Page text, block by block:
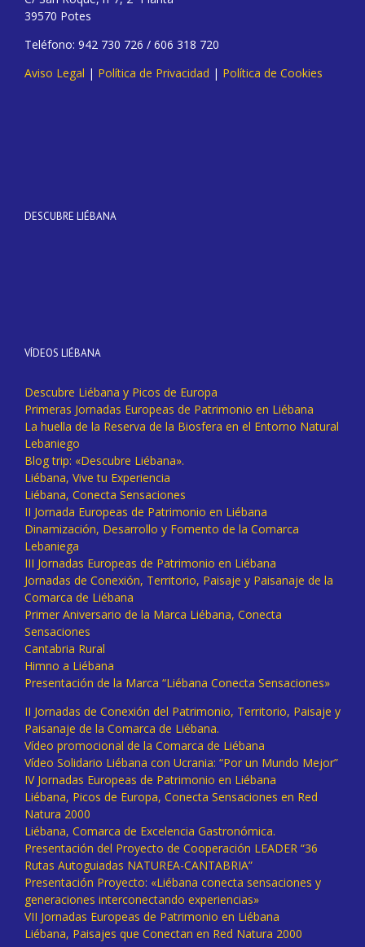
39570 Potes
Teléfono: 942 730 726 / 606 318 720
Aviso Legal | Política de Privacidad | Política de Cookies
DESCUBRE LIÉBANA
VÍDEOS LIÉBANA
Descubre Liébana y Picos de Europa
Primeras Jornadas Europeas de Patrimonio en Liébana
La huella de la Reserva de la Biosfera en el Entorno Natural
Lebaniego
Blog trip: «Descubre Liébana».
Liébana, Vive tu Experiencia
Liébana, Conecta Sensaciones
II Jornada Europeas de Patrimonio en Liébana
Dinamización, Desarrollo y Fomento de la Comarca
Lebaniega
III Jornadas Europeas de Patrimonio en Liébana
Jornadas de Conexión, Territorio, Paisaje y Paisanaje de la
Comarca de Liébana
Primer Aniversario de la Marca Liébana, Conecta
Sensaciones
Cantabria Rural
Himno a Liébana
Presentación de la Marca “Liébana Conecta Sensaciones»
II Jornadas de Conexión del Patrimonio, Territorio, Paisaje y
Paisanaje de la Comarca de Liébana.
Vídeo promocional de la Comarca de Liébana
Vídeo Solidario Liébana con Ucrania: “Por un Mundo Mejor”
IV Jornadas Europeas de Patrimonio en Liébana
Liébana, Picos de Europa, Conecta Sensaciones en Red
Natura 2000
Liébana, Comarca de Excelencia Gastronómica.
Presentación del Proyecto de Cooperación LEADER “36
Rutas Autoguiadas NATUREA-CANTABRIA”
Presentación Proyecto: «Liébana conecta sensaciones y
generaciones interconectando experiencias»
VII Jornadas Europeas de Patrimonio en Liébana
Liébana, Paisajes que Conectan en Red Natura 2000